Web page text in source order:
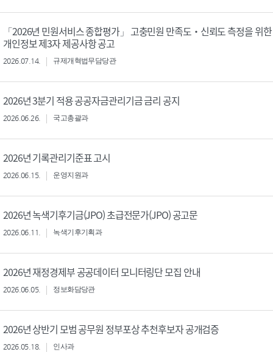
「2026년 민원서비스 종합평가」 고충민원 만족도‧신뢰도 측정을 위한
개인정보 제3자 제공사항 공고
2026.07.14. 규제개혁법무담당관
2026년 3분기 적용 공공자금관리기금 금리 공지
2026.06.26. 국고총괄과
2026년 기록관리기준표 고시
2026.06.15. 운영지원과
2026년 녹색기후기금(JPO) 초급전문가(JPO) 공고문
2026.06.11. 녹색기후기획과
2026년 재정경제부 공공데이터 모니터링단 모집 안내
2026.06.05. 정보화담당관
2026년 상반기 모범 공무원 정부포상 추천후보자 공개검증
2026.05.18. 인사과